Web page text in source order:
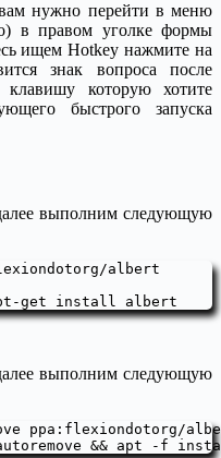
нужно перейти в меню
в правом уголке формы
ищем Hotkey нажмите на
знак вопроса после
которую хотите
быстрого запуска
выполним следующую
albert
get install albert
выполним следующую
ppa:flexiondotorg/
&& apt -f